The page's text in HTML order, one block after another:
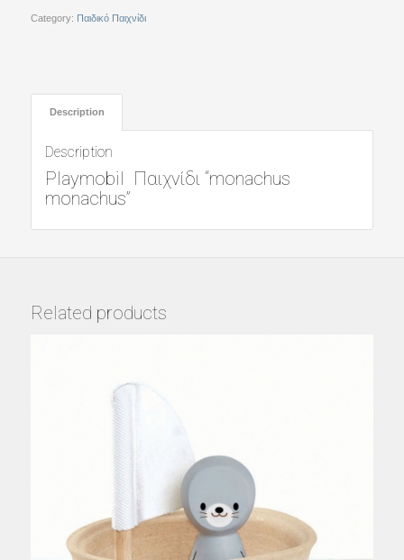
Category: Παιδικό Παιχνίδι
Description
Description
Playmobil Παιχνίδι “monachus
monachus”
Related products